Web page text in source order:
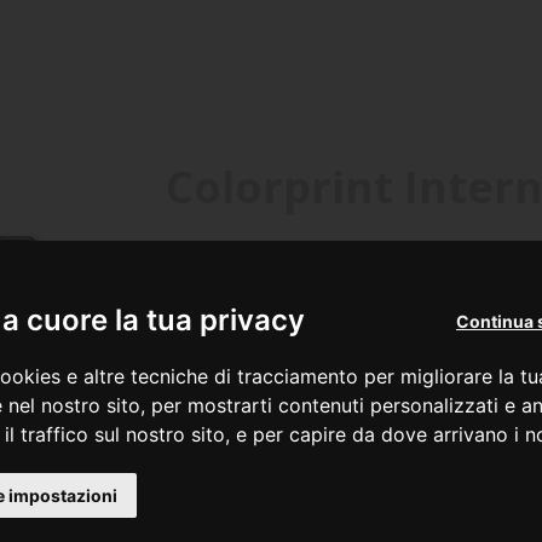
cuore la tua privacy
e altre tecniche di tracciamento per migliorare la
nel nostro sito, per mostrarti contenuti personalizzati e
il traffico sul nostro sito, e per capire da dove arrivano i
Continua
impostazioni
Ungheria
Office
1101 Budapest (HU)
+36 1 4335710
Jud. Harghita
535600